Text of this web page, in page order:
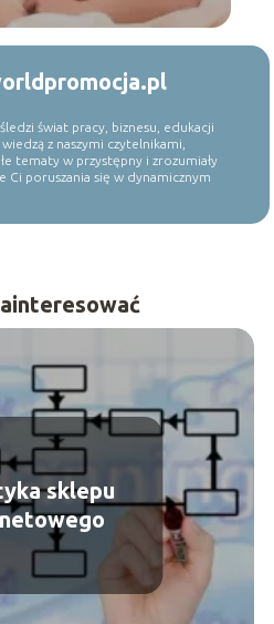
świat pracy, biznesu, edukacji
z naszymi czytelnikami,
tematy w przystępny i zrozumiały
Ci poruszania się w dynamicznym
sklepu